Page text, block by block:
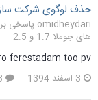
حذف لوگوی شرکت
omidheydari پاسخی برای omidheydari در یک موضوع ارسال کرد در
های جوملا 1.7 و 2.5
ferestadam too pv
3 اسفند 1394